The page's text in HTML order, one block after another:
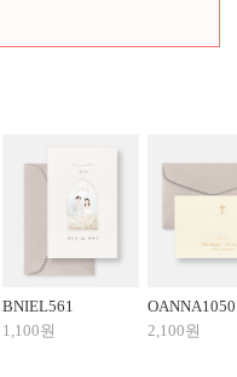
BNIEL561
1,100원
OANNA1050
2,100원